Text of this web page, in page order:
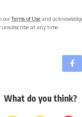
ourTerms of Use and
unsubscribe at any time.
What do you think?